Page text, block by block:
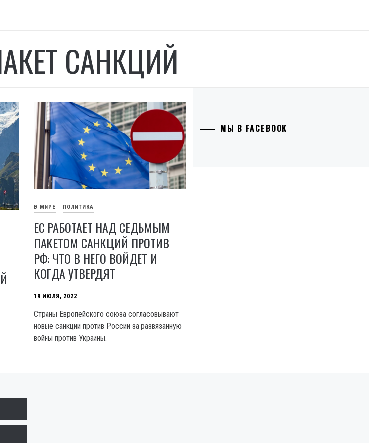
САНКЦИЙ
В МИРЕ ПОЛИТИКА
ЕС РАБОТАЕТ НАД СЕДЬМЫМ
ПАКЕТОМ САНКЦИЙ ПРОТИВ
РФ: ЧТО В НЕГО ВОЙДЕТ И
КОГДА УТВЕРДЯТ
19 ИЮЛЯ, 2022
Страны Европейского союза согласовывают
новые санкции против России за развязанную
войны против Украины.
МЫ В FACEBOOK